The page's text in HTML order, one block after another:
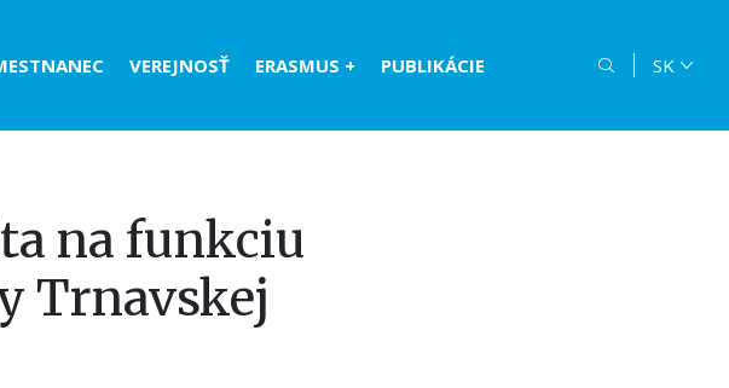
VEREJNOSŤ ERASMUS + PUBLIKÁCIE SK
na funkciu
Trnavskej